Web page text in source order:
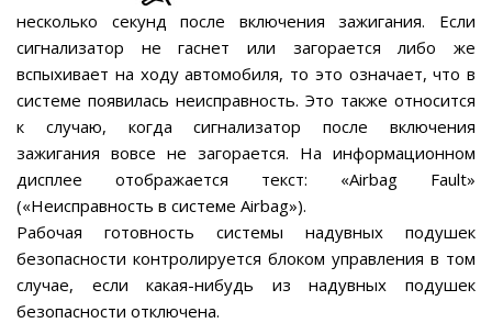
несколько секунд после включения зажигания. Если
сигнализатор не гаснет или загорается либо же
вспыхивает на ходу автомобиля, то это означает, что в
системе появилась неисправность. Это также относится
к случаю, когда сигнализатор после включения
зажигания вовсе не загорается. На информационном
дисплее отображается текст: «Airbag Fault»
(«Неисправность в системе Airbag»).
Рабочая готовность системы надувных подушек
безопасности контролируется блоком управления в том
случае, если какая-нибудь из надувных подушек
безопасности отключена.